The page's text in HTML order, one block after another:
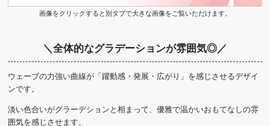
画像をクリックすると別タブで大きな画像をご覧いただけます。
＼全体的なグラデーションが雰囲気◎／
ウェーブの力強い曲線が「躍動感・発展・広がり」を感じさせるデザイ
ンです。
淡い色合いがグラーデションと相まって、優雅で温かいおもてなしの雰
囲気を感じさせます。